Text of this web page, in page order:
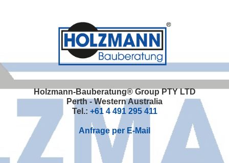
Holzmann-Bauberatung® Group PTY LTD
Perth - Western Australia
Tel.: +61 4 491 295 411
Anfrage per E-Mail